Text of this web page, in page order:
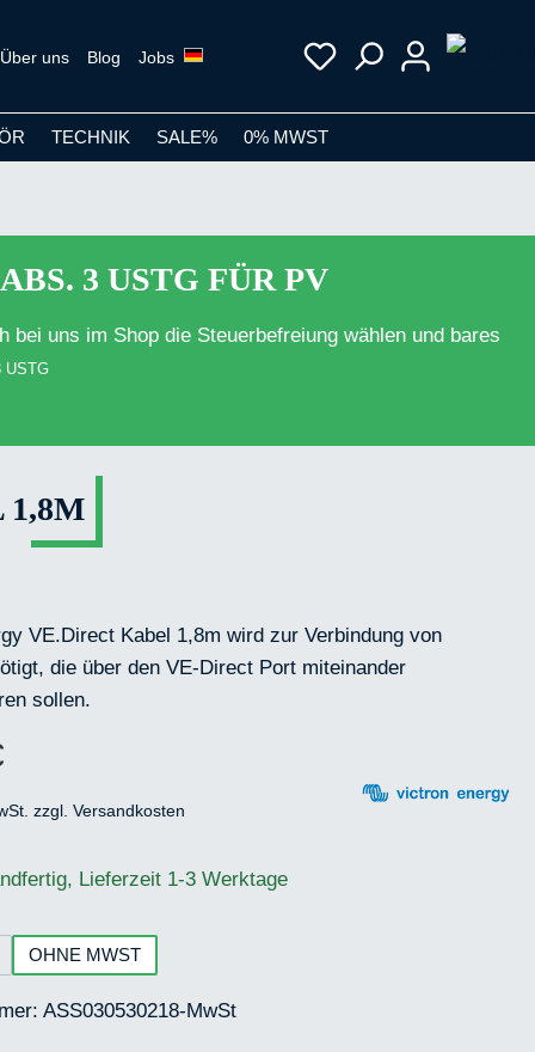
Über uns Blog Jobs
TECHNIK SALE% 0% MWST
3 USTG FÜR PV
uns im Shop die Steuerbefreiung wählen und bares
USTG
1,8M
VE.Direct Kabel 1,8m wird zur Verbindung von
die über den VE-Direct Port miteinander
sollen.
zzgl. Versandkosten
Lieferzeit 1-3 Werktage
OHNE MWST
ASS030530218-MwSt